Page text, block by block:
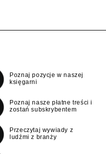
Poznaj pozycje w naszej
księgarni
Poznaj nasze płatne treści i
zostań subskrybentem
Przeczytaj wywiady z
ludźmi z branży